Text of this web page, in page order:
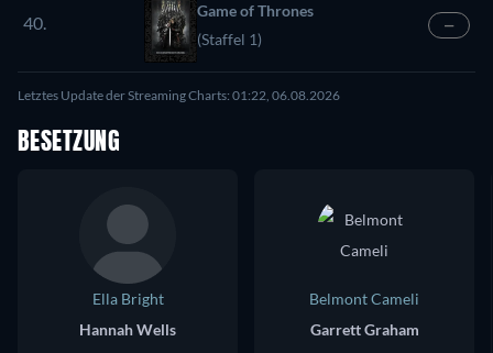
40.
Game of Thrones
(Staffel 1)
—
Letztes Update der Streaming Charts: 01:22, 06.08.2026
BESETZUNG
Ella Bright
Hannah Wells
Belmont Cameli
Garrett Graham